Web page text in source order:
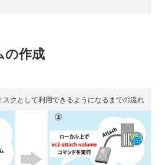
の作成
クとして利用できるようになるまでの流れ